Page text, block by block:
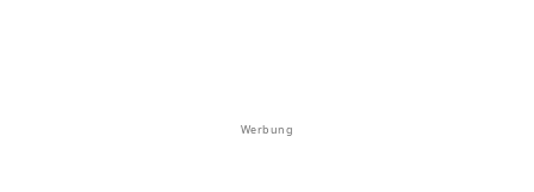
Werbung